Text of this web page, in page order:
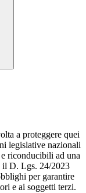
a proteggere quei
legislative nazionali
riconducibili ad una
il D. Lgs. 24/2023
per garantire
e ai soggetti terzi.